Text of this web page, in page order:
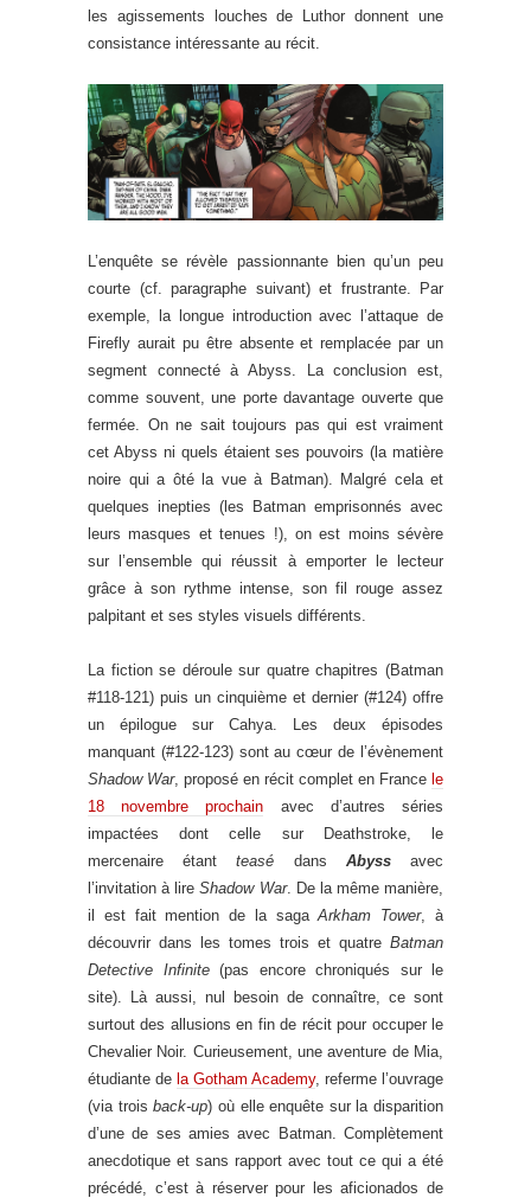
les agissements louches de Luthor donnent une
consistance intéressante au récit.
L’enquête se révèle passionnante bien qu’un peu
courte (cf. paragraphe suivant) et frustrante. Par
exemple, la longue introduction avec l’attaque de
Firefly aurait pu être absente et remplacée par un
segment connecté à Abyss. La conclusion est,
comme souvent, une porte davantage ouverte que
fermée. On ne sait toujours pas qui est vraiment
cet Abyss ni quels étaient ses pouvoirs (la matière
noire qui a ôté la vue à Batman). Malgré cela et
quelques inepties (les Batman emprisonnés avec
leurs masques et tenues !), on est moins sévère
sur l’ensemble qui réussit à emporter le lecteur
grâce à son rythme intense, son fil rouge assez
palpitant et ses styles visuels différents.
La fiction se déroule sur quatre chapitres (Batman
#118-121) puis un cinquième et dernier (#124) offre
un épilogue sur Cahya. Les deux épisodes
manquant (#122-123) sont au cœur de l’évènement
Shadow War, proposé en récit complet en France le
18 novembre prochain avec d’autres séries
impactées dont celle sur Deathstroke, le
mercenaire étantteasé dans Abyssavec
l’invitation à lireShadow War. De la même manière,
il est fait mention de la sagaArkham Tower, à
découvrir dans les tomes trois et quatre Batman
Detective Infinite(pas encore chroniqués sur le
site). Là aussi, nul besoin de connaître, ce sont
surtout des allusions en fin de récit pour occuper le
Chevalier Noir. Curieusement, une aventure de Mia,
étudiante de la Gotham Academy, referme l’ouvrage
(via troisback-up) où elle enquête sur la disparition
d’une de ses amies avec Batman. Complètement
anecdotique et sans rapport avec tout ce qui a été
précédé, c’est à réserver pour les aficionados de